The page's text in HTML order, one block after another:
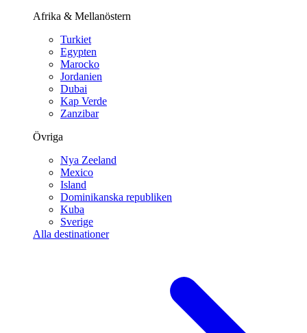
Afrika & Mellanöstern
Turkiet
Egypten
Marocko
Jordanien
Dubai
Kap Verde
Zanzibar
Övriga
Nya Zeeland
Mexico
Island
Dominikanska republiken
Kuba
Sverige
Alla destinationer